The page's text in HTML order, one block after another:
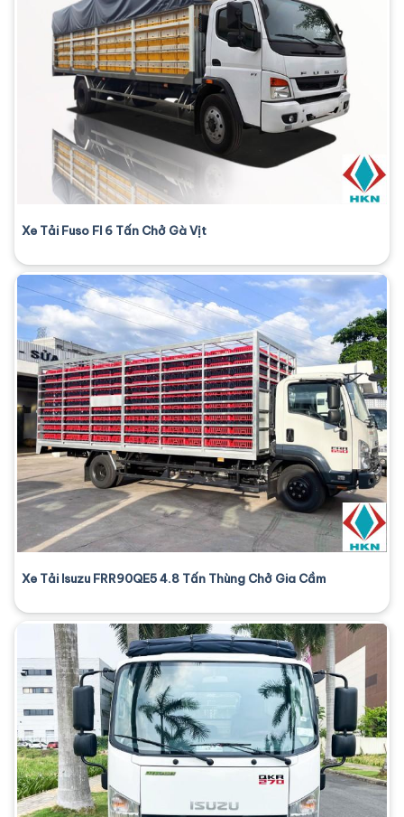
Xe Tải Fuso FI 6 Tấn Chở Gà Vịt
Xe Tải Isuzu FRR90QE5 4.8 Tấn Thùng Chở Gia Cầm